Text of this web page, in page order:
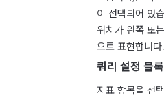
이 선택되어 있
위치가 왼쪽 또
으로 표현합니다.
쿼리 설정 블록
지표 항목을 선